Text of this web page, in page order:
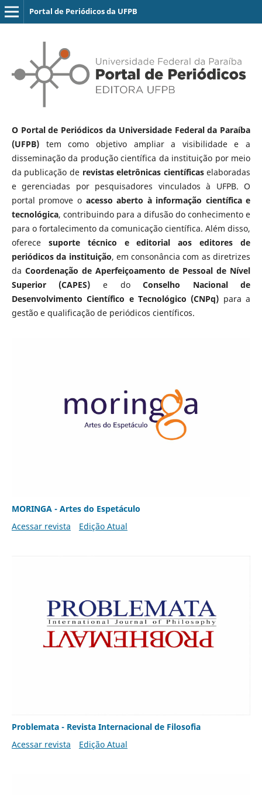
Portal de Periódicos da UFPB
O Portal de Periódicos da Universidade Federal da Paraíba
(UFPB)tem como objetivo ampliar a visibilidade e a
disseminação da produção científica da instituição por meio
da publicação de revistas eletrônicas científicaselaboradas
e gerenciadas por pesquisadores vinculados à UFPB. O
portal promove o acesso aberto à informação científica e
tecnológica, contribuindo para a difusão do conhecimento e
para o fortalecimento da comunicação científica. Além disso,
oferece suporte técnico e editorial aos editores de
periódicos da instituição, em consonância com as diretrizes
da Coordenação de Aperfeiçoamento de Pessoal de Nível
Superior (CAPES) e doConselho Nacional de
Desenvolvimento Científico e Tecnológico (CNPq) para a
gestão e qualificação de periódicos científicos.
MORINGA - Artes do Espetáculo
Acessar revista
Edição Atual
Problemata - Revista Internacional de Filosofia
Acessar revista
Edição Atual